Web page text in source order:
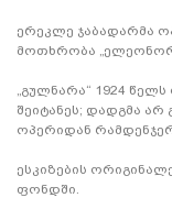
ერეკლე ჯაბადარმა
მოთხრობა
„გულნარა“ 1924
შეიტანეს; დადგმა
ოპერიდან
ესკიზების
ფონდში.